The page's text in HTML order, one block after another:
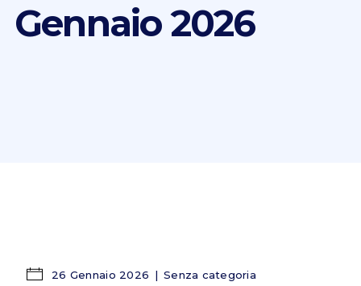
Gennaio 2026
26 Gennaio 2026 Senza categoria